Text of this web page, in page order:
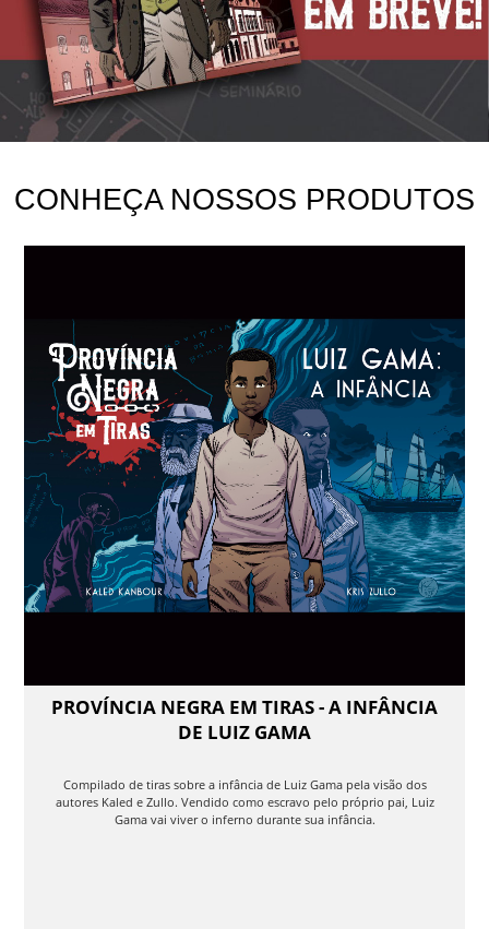
CONHEÇA NOSSOS PRODUTOS
PROVÍNCIA NEGRA EM TIRAS - A INFÂNCIA
DE LUIZ GAMA
Compilado de tiras sobre a infância de Luiz Gama pela visão dos
autores Kaled e Zullo. Vendido como escravo pelo próprio pai, Luiz
Gama vai viver o inferno durante sua infância.